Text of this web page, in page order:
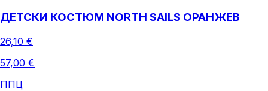
ДЕТСКИ КОСТЮМ NORTH SAILS ОРАНЖЕВ
26,10 €
57,00 €
ППЦ